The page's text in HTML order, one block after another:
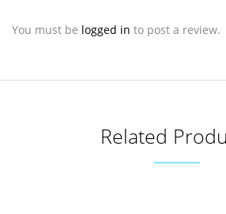
You must be logged in to post a review.
Related